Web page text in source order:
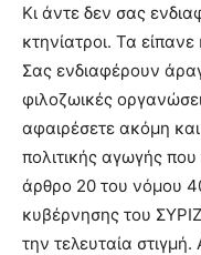
Κι άντε δεν σας
κτηνίατροι. Τα είπανε
Σας ενδιαφέρουν
φιλοζωικές
αφαιρέσετε ακόμη
πολιτικής αγωγής
άρθρο 20 του νόμου
κυβέρνησης του
την τελευταία